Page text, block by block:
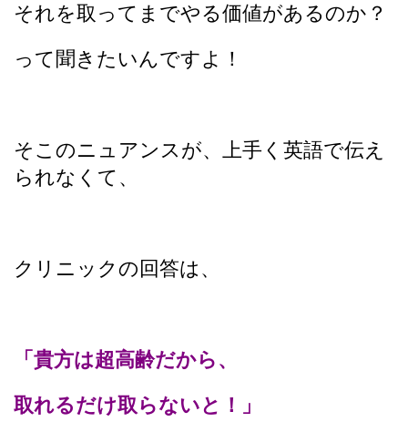
それを取ってまでやる価値があるのか？
って聞きたいんですよ！
そこのニュアンスが、上手く英語で伝え
られなくて、
クリニックの回答は、
「貴方は超高齢だから、
取れるだけ取らないと！」